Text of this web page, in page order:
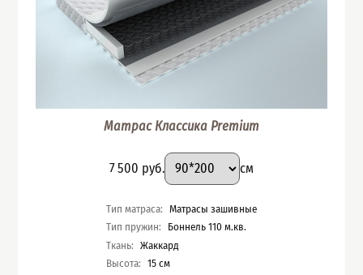
Матрас Классика Premium
Цена
7 500 руб.
Подобрать вариант
Размер:
см
Характеристики
Тип матраса: Матрасы зашивные
Тип пружин:
Боннель 110 м.кв.
Ткань: Жаккард
Высота: 15 см